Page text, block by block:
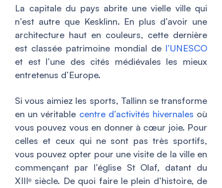
La capitale du pays abrite une vielle ville qui
n’est autre que Kesklinn. En plus d’avoir une
architecture haut en couleurs, cette dernière
est classée patrimoine mondial de l’UNESCO
et est l’une des cités médiévales les mieux
entretenus d’Europe.
Si vous aimiez les sports, Tallinn se transforme
en un véritable centre d’activités hivernales où
vous pouvez vous en donner à cœur joie. Pour
celles et ceux qui ne sont pas très sportifs,
vous pouvez opter pour une visite de la ville en
commençant par l’église St Olaf, datant du
XIIIᵉ siècle. De quoi faire le plein d’histoire, de